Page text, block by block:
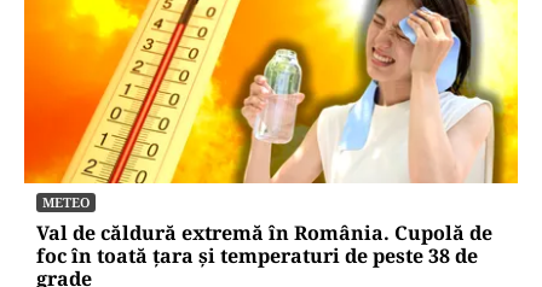
METEO
Val de căldură extremă în România. Cupolă de
foc în toată țara și temperaturi de peste 38 de
grade